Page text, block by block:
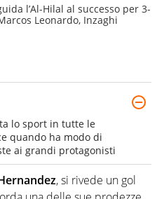
l’Al-Hilal al successo per 3-
Leonardo, Inzaghi
lo sport in tutte le
quando ha modo di
ai grandi protagonisti
, si rivede un gol